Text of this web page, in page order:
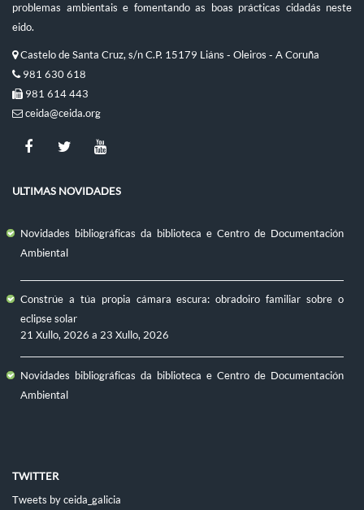
problemas ambientais e fomentando as boas prácticas cidadás neste
eido.
Castelo de Santa Cruz, s/n C.P. 15179 Liáns - Oleiros - A Coruña
981 630 618
981 614 443
ceida@ceida.org
ULTIMAS NOVIDADES
Novidades bibliográficas da biblioteca e Centro de Documentación
Ambiental
Constrúe a túa propia cámara escura: obradoiro familiar sobre o
eclipse solar
21 Xullo, 2026 a 23 Xullo, 2026
Novidades bibliográficas da biblioteca e Centro de Documentación
Ambiental
TWITTER
Tweets by ceida_galicia